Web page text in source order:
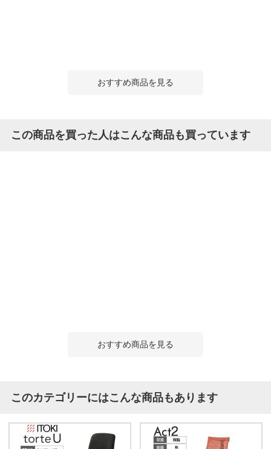
おすすめ商品を見る
この商品を買った人はこんな商品も買っています
おすすめ商品を見る
このカテゴリーにはこんな商品もあります